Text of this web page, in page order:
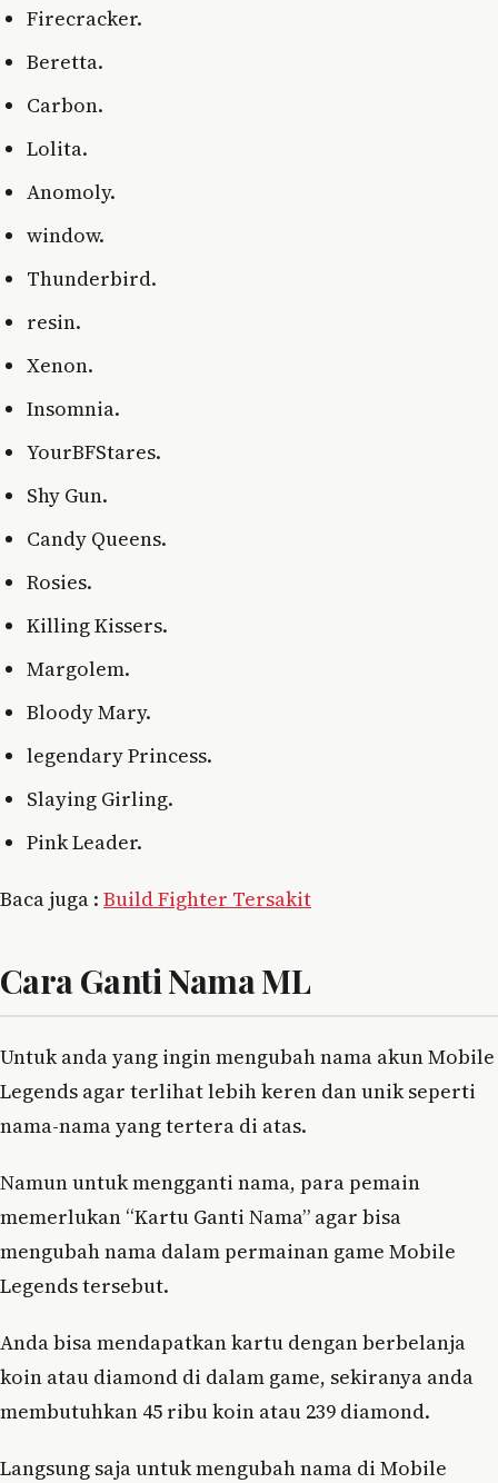
Firecracker.
Beretta.
Carbon.
Lolita.
Anomoly.
window.
Thunderbird.
resin.
Xenon.
Insomnia.
YourBFStares.
Shy Gun.
Candy Queens.
Rosies.
Killing Kissers.
Margolem.
Bloody Mary.
legendary Princess.
Slaying Girling.
Pink Leader.
Baca juga : Build Fighter Tersakit
Cara Ganti Nama ML
Untuk anda yang ingin mengubah nama akun Mobile
Legends agar terlihat lebih keren dan unik seperti
nama-nama yang tertera di atas.
Namun untuk mengganti nama, para pemain
memerlukan “Kartu Ganti Nama” agar bisa
mengubah nama dalam permainan game Mobile
Legends tersebut.
Anda bisa mendapatkan kartu dengan berbelanja
koin atau diamond di dalam game, sekiranya anda
membutuhkan 45 ribu koin atau 239 diamond.
Langsung saja untuk mengubah nama di Mobile